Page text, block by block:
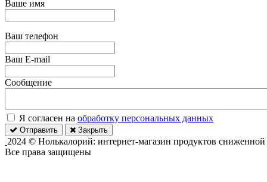
Ваше имя
Ваш телефон
Ваш E-mail
Сообщение
Я согласен на обработку персональных данных
Отправить Закрыть
2024 © Нолькалорий: интернет-магазин продуктов сниженной
Все права защищены